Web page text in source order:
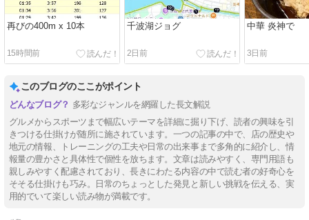
再びの400m x 10本
15時間前
千波湖ジョグ
2日前
中華 炎神で
3日前
このブログのここがポイント
多彩なジャンルを網羅した長文解説
グルメからスポーツまで幅広いテーマを詳細に掘り下げ、読者の興味を引
きつける仕掛けが随所に施されています。一つの記事の中で、店の歴史や
地元の情報、トレーニングの工夫や日常の出来事まで多角的に紹介し、情
報量の豊かさと具体性で個性を放ちます。文章は読みやすく、専門用語も
親しみやすく配慮されており、長きにわたる内容の中で読む者の好奇心を
そそる仕掛けも巧み。日常のちょっとした発見と新しい挑戦を伝える、実
用的でいて楽しい読み物が満載です。